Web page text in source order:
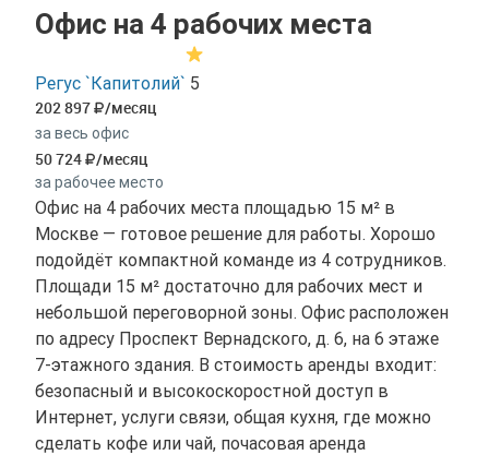
Офис на 4 рабочих места
Регус `Капитолий` 5
202 897 /месяц
за весь офис
50 724 /месяц
за рабочее место
Офис на 4 рабочих места площадью 15 м² в
Москве — готовое решение для работы. Хорошо
подойдёт компактной команде из 4 сотрудников.
Площади 15 м² достаточно для рабочих мест и
небольшой переговорной зоны. Офис расположен
по адресу Проспект Вернадского, д. 6, на 6 этаже
7-этажного здания. В стоимость аренды входит:
безопасный и высокоскоростной доступ в
Интернет, услуги связи, общая кухня, где можно
сделать кофе или чай, почасовая аренда